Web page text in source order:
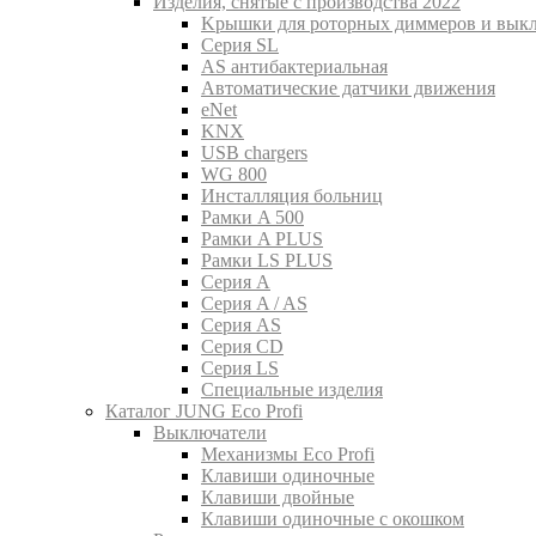
Kрышки для роторных диммеров и
Серия SL
AS антибактериальная
Aвтоматические датчики движения
eNet
KNX
USB chargers
WG 800
Инсталляция больниц
Рамки A 500
Рамки A PLUS
Рамки LS PLUS
Серия A
Серия A / AS
Серия AS
Серия CD
Серия LS
Специальные изделия
Каталог JUNG Eco Profi
Выключатели
Механизмы Eco Profi
Клавиши одиночные
Клавиши двойные
Клавиши одиночные с окошком